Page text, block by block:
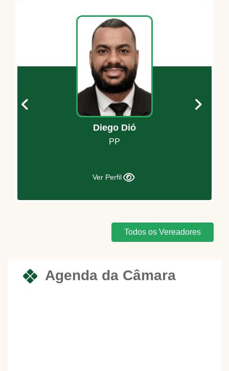
Diego Dió
PP
Ver Perfil
Todos os Vereadores
Agenda da Câmara